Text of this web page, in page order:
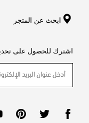
ابحث عن المتجر
اشترك للحصول على